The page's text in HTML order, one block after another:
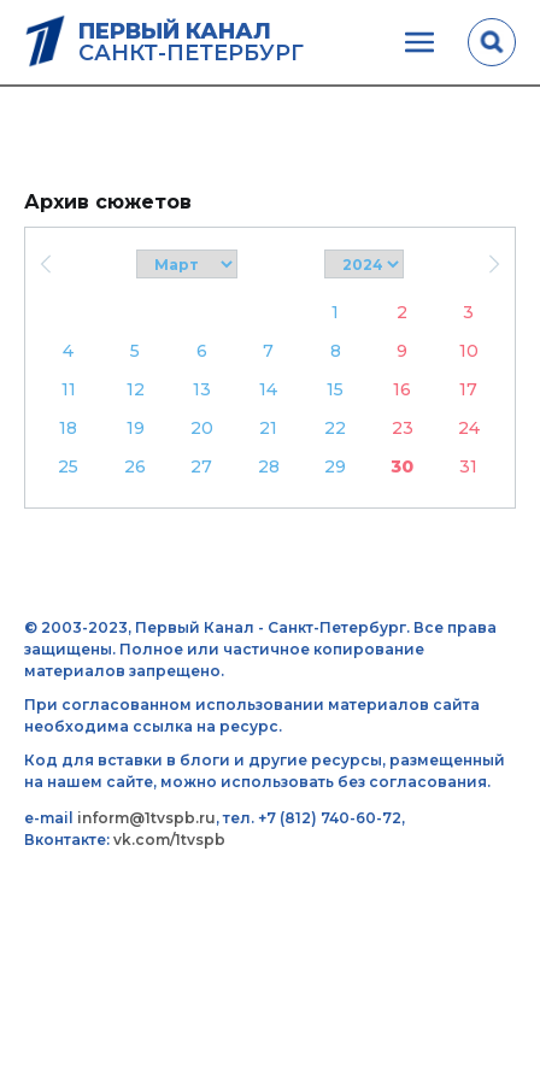
ПЕРВЫЙ КАНАЛ
САНКТ-ПЕТЕРБУРГ
Архив сюжетов
1 2
3
4
5 6 7 8 9
10
11
12 13 14 15 16
17
18
19 20 21 22 23
24
25
26 27 28 29 30 31
© 2003-2023, Первый Канал - Санкт-Петербург. Все права
защищены. Полное или частичное копирование
материалов запрещено.
При согласованном использовании материалов сайта
необходима ссылка на ресурс.
Код для вставки в блоги и другие ресурсы, размещенный
на нашем сайте, можно использовать без согласования.
e-mail inform@1tvspb.ru, тел. +7 (812) 740-60-72,
Вконтакте: vk.com/1tvspb